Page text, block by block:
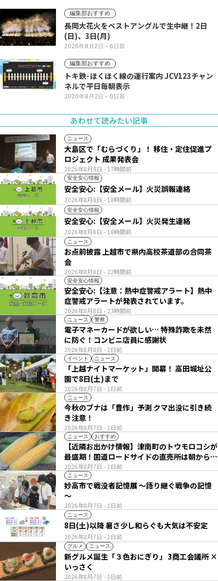
編集部おすすめ
長岡大花火をベストアングルで生中継！2日
(日)、3日(月)
2026年8月2日 - 6日前
編集部おすすめ
トキ鉄･ほくほく線の運行案内 JCV123チャン
ネルで平日毎朝表示
2026年8月2日 - 6日前
あわせて読みたい記事
ニュース
2026年8月8日 - 17時間前
大島区で「むらづくり」！ 移住・定住促進プ
ロジェクト 成果発表会
安全安心情報
2026年8月8日 - 18時間前
安全安心:【安全メール】火災誤報連絡
安全安心情報
2026年8月8日 - 18時間前
安全安心:【安全メール】火災発生連絡
ニュース
2026年8月8日 - 22時間前
お点前披露 上越市で県内高校茶道部の合同茶
会
安全安心情報
2026年8月8日 - 23時間前
安全安心:【注意：熱中症警戒アラート】熱中
症警戒アラートが発表されています。
ニュース 警察
2026年8月8日 - 1日前
電子マネーカードが欲しい… 特殊詐欺を未然
に防ぐ！コンビニ店員に感謝状
イベント ニュース
2026年8月7日 - 1日前
「上越ナイトマーケット」開幕！ 高田城址公
園で8日(土)まで
ニュース
2026年8月7日 - 1日前
今秋のブナは「豊作」予測 クマ出没に引き続
き注意！
ニュース おすすめ
2026年8月7日 - 1日前
【近隣お出かけ情報】津南町のトウモロコシが
最盛期！国道ロードサイドの直売所は朝から長
い列
ニュース
2026年8月7日 - 1日前
妙高市で戦没者記憶展 ～語り継ぐ戦争の記憶
～
ニュース
2026年8月7日 - 1日前
8日(土)以降 暑さ少し和らぐも大気は不安定
グルメ ニュース
2026年8月7日 - 1日前
新グルメ誕生「３色おにぎり」 3商工会議所 ×
いっさく